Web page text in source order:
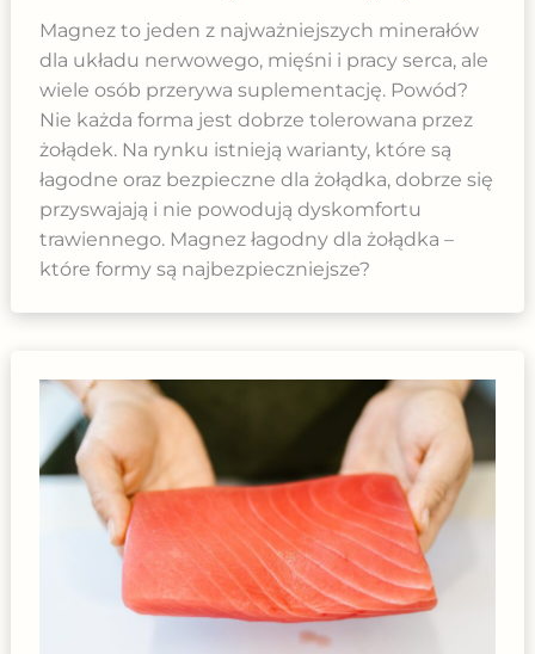
Magnez to jeden z najważniejszych minerałów
dla układu nerwowego, mięśni i pracy serca, ale
wiele osób przerywa suplementację. Powód?
Nie każda forma jest dobrze tolerowana przez
żołądek. Na rynku istnieją warianty, które są
łagodne oraz bezpieczne dla żołądka, dobrze się
przyswajają i nie powodują dyskomfortu
trawiennego. Magnez łagodny dla żołądka –
które formy są najbezpieczniejsze?